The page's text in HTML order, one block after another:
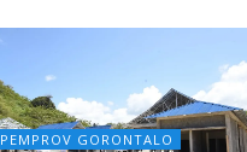
PEMPROV GORONTALO